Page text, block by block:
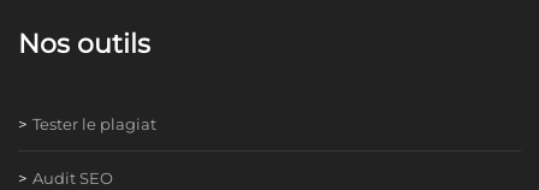
Nos outils
Tester le plagiat
Audit SEO